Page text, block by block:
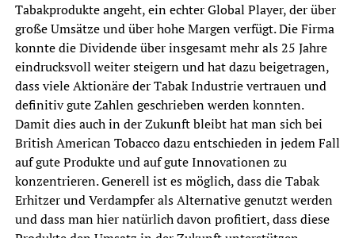
Tabakprodukte angeht, ein echter Global Player, der über
große Umsätze und über hohe Margen verfügt. Die Firma
konnte die Dividende über insgesamt mehr als 25 Jahre
eindrucksvoll weiter steigern und hat dazu beigetragen,
dass viele Aktionäre der Tabak Industrie vertrauen und
definitiv gute Zahlen geschrieben werden konnten.
Damit dies auch in der Zukunft bleibt hat man sich bei
British American Tobacco dazu entschieden in jedem Fall
auf gute Produkte und auf gute Innovationen zu
konzentrieren. Generell ist es möglich, dass die Tabak
Erhitzer und Verdampfer als Alternative genutzt werden
und dass man hier natürlich davon profitiert, dass diese